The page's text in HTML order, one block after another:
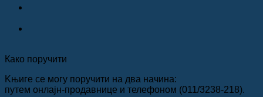
Како поручити
Kњиге се могу поручити на два начина:
путем онлајн-продавнице и телефоном (011/3238-218).